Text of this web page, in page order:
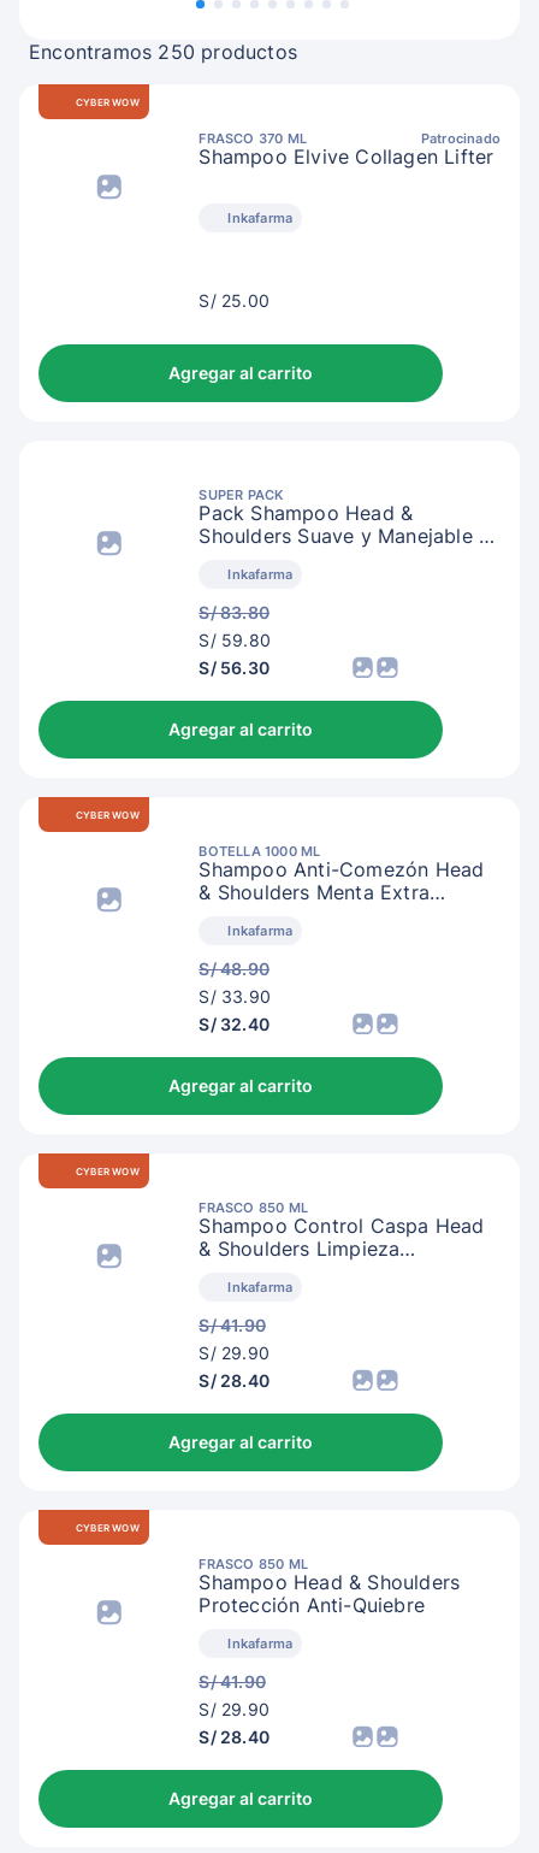
Encontramos 250 productos
CYBER WOW
FRASCO 370 ML Patrocinado
Shampoo Elvive Collagen Lifter
Inkafarma
S/
S/ 25.00
Agregar al carrito
SUPER PACK
Pack Shampoo Head &
Shoulders Suave y Manejable 2
Inkafarma
S/ 83.80
S/
62.80
S/ 59.80
S/ 56.30
Agregar al carrito
CYBER WOW
BOTELLA 1000 ML
Shampoo Anti-Comezón Head
& Shoulders Menta Extra
Inkafarma
S/ 48.90
S/
36.90
S/ 33.90
S/ 32.40
Agregar al carrito
CYBER WOW
FRASCO 850 ML
Shampoo Control Caspa Head
& Shoulders Limpieza
Inkafarma
S/ 41.90
S/
32.90
S/ 29.90
S/ 28.40
Agregar al carrito
CYBER WOW
FRASCO 850 ML
Shampoo Head & Shoulders
Protección Anti-Quiebre
Inkafarma
S/ 41.90
S/
32.90
S/ 29.90
S/ 28.40
Agregar al carrito